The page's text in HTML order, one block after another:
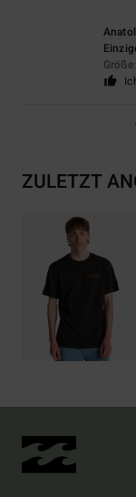
Anatol
Größe
ZULETZT